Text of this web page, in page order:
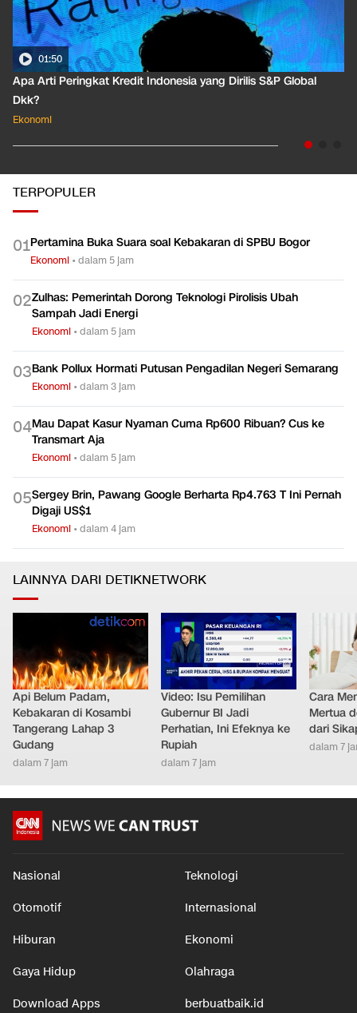
01:50
Apa Arti Peringkat Kredit Indonesia yang Dirilis S&P Global
Dkk?
Ekonomi
TERPOPULER
01Pertamina Buka Suara soal Kebakaran di SPBU Bogor
Ekonomi •dalam 5 jam
02Zulhas: Pemerintah Dorong Teknologi Pirolisis Ubah
Sampah Jadi Energi
Ekonomi •dalam 5 jam
03Bank Pollux Hormati Putusan Pengadilan Negeri Semarang
Ekonomi •dalam 3 jam
04Mau Dapat Kasur Nyaman Cuma Rp600 Ribuan? Cus ke
Transmart Aja
Ekonomi •dalam 5 jam
05Sergey Brin, Pawang Google Berharta Rp4.763 T Ini Pernah
Digaji US$1
Ekonomi •dalam 4 jam
LAINNYA DARI DETIKNETWORK
Api Belum Padam,
Kebakaran di Kosambi
Tangerang Lahap 3
Gudang
dalam 7 jam
Video: Isu Pemilihan
Gubernur BI Jadi
Perhatian, Ini Efeknya ke
Rupiah
dalam 7 jam
Cara
Mertua
dari
dalam 7
Nasional Teknologi
Otomotif Internasional
Hiburan Ekonomi
Gaya Hidup Olahraga
Download Apps berbuatbaik.id